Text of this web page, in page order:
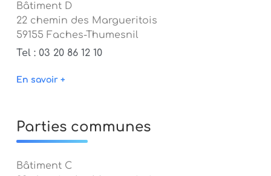
Bâtiment D
22 chemin des Margueritois
59155 Faches-Thumesnil
Tel : 03 20 86 12 10
En savoir +
Parties communes
Bâtiment C